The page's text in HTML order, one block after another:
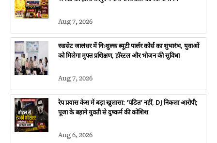
Aug 7, 2026
रुडसेट जालंधर में निःशुल्क ब्यूटी पार्लर कोर्स का शुभारंभ, युवाओं
को मिलेगा मुफ्त प्रशिक्षण, हॉस्टल और भोजन की सुविधा
Aug 7, 2026
रेप प्रयास केस में बड़ा खुलासा: ‘पंडित’ नहीं, DJ निकला आरोपी;
पूजा के बहाने युवती से दुष्कर्म की कोशिश
Aug 6, 2026